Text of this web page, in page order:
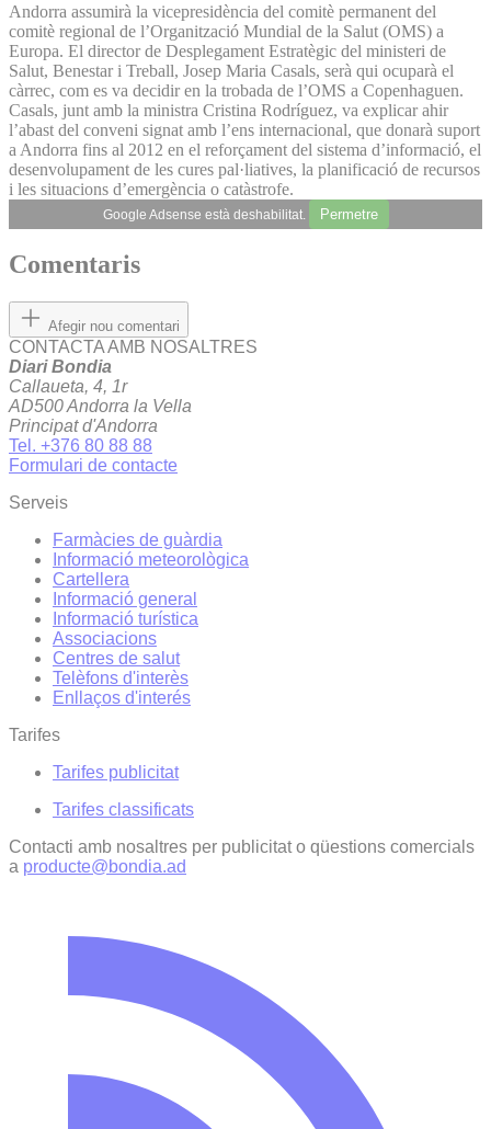
Andorra assumirà la vicepresidència del comitè permanent del
comitè regional de l’Organització Mundial de la Salut (OMS) a
Europa. El director de Desplegament Estratègic del ministeri de
Salut, Benestar i Treball, Josep Maria Casals, serà qui ocuparà el
càrrec, com es va decidir en la trobada de l’OMS a Copenhaguen.
Casals, junt amb la ministra Cristina Rodríguez, va explicar ahir
l’abast del conveni signat amb l’ens internacional, que donarà suport
a Andorra fins al 2012 en el reforçament del sistema d’informació, el
desenvolupament de les cures pal·liatives, la planificació de recursos
i les situacions d’emergència o catàstrofe.
Google Adsense està deshabilitat. Permetre
Comentaris
Afegir nou comentari
CONTACTA AMB NOSALTRES
Diari Bondia
Callaueta, 4, 1r
AD500 Andorra la Vella
Principat d'Andorra
Tel. +376 80 88 88
Formulari de contacte
Serveis
Farmàcies de guàrdia
Informació meteorològica
Cartellera
Informació general
Informació turística
Associacions
Centres de salut
Telèfons d'interès
Enllaços d'interés
Tarifes
Tarifes publicitat
Tarifes classificats
Contacti amb nosaltres per publicitat o qüestions comercials
a producte@bondia.ad